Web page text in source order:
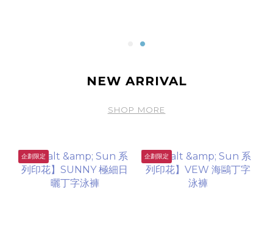
NEW ARRIVAL
SHOP MORE
企劃限定 企劃限定